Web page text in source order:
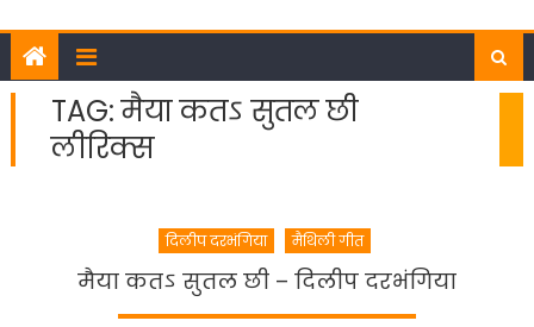
TAG:मैया कतऽ सुतल छी
लीरिक्स
दिलीप दरभंगिया मैथिली गीत
मैया कतऽ सुतल छी – दिलीप दरभंगिया